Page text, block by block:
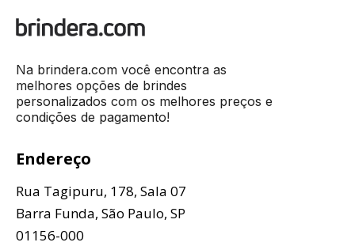
Na brindera.com você encontra as
melhores opções de brindes
personalizados com os melhores preços e
condições de pagamento!
Endereço
Rua Tagipuru, 178, Sala 07
Barra Funda, São Paulo, SP
01156-000